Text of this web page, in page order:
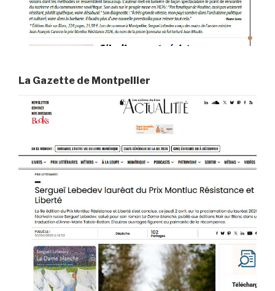
La Gazette de Montpellier